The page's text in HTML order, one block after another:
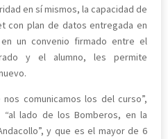
en sí mismos, la capacidad de
con plan de datos entregada en
un convenio firmado entre el
y el alumno, les permite
comunicamos los del curso”,
lado de los Bomberos, en la
y que es el mayor de 6